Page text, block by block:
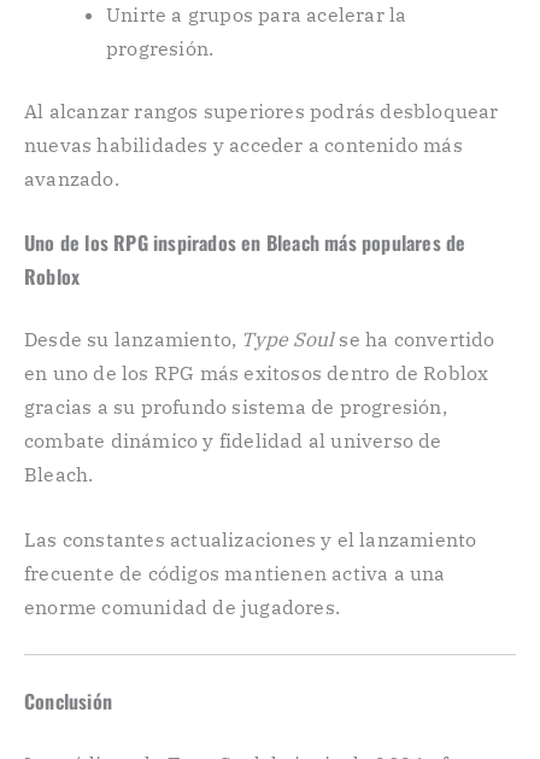
Unirte a grupos para acelerar la
progresión.
Al alcanzar rangos superiores podrás desbloquear
nuevas habilidades y acceder a contenido más
avanzado.
Uno de los RPG inspirados en Bleach más populares de
Roblox
Desde su lanzamiento, Type Soulse ha convertido
en uno de los RPG más exitosos dentro de Roblox
gracias a su profundo sistema de progresión,
combate dinámico y fidelidad al universo de
Bleach.
Las constantes actualizaciones y el lanzamiento
frecuente de códigos mantienen activa a una
enorme comunidad de jugadores.
Conclusión